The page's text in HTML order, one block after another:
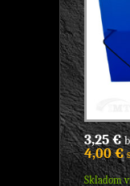
3,25 €
4,00 €
Skladom